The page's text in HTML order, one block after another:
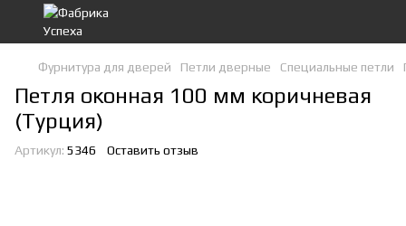
Фурнитура для дверей Петли дверные Специальные петли
Петля оконная 100 мм коричневая
(Турция)
Артикул: 5346 Оставить отзыв